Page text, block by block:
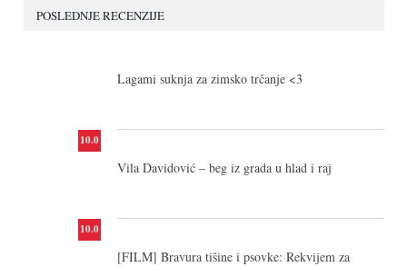
POSLEDNJE RECENZIJE
Lagami suknja za zimsko trčanje <3
10.0
Vila Davidović – beg iz grada u hlad i raj
10.0
[FILM] Bravura tišine i psovke: Rekvijem za